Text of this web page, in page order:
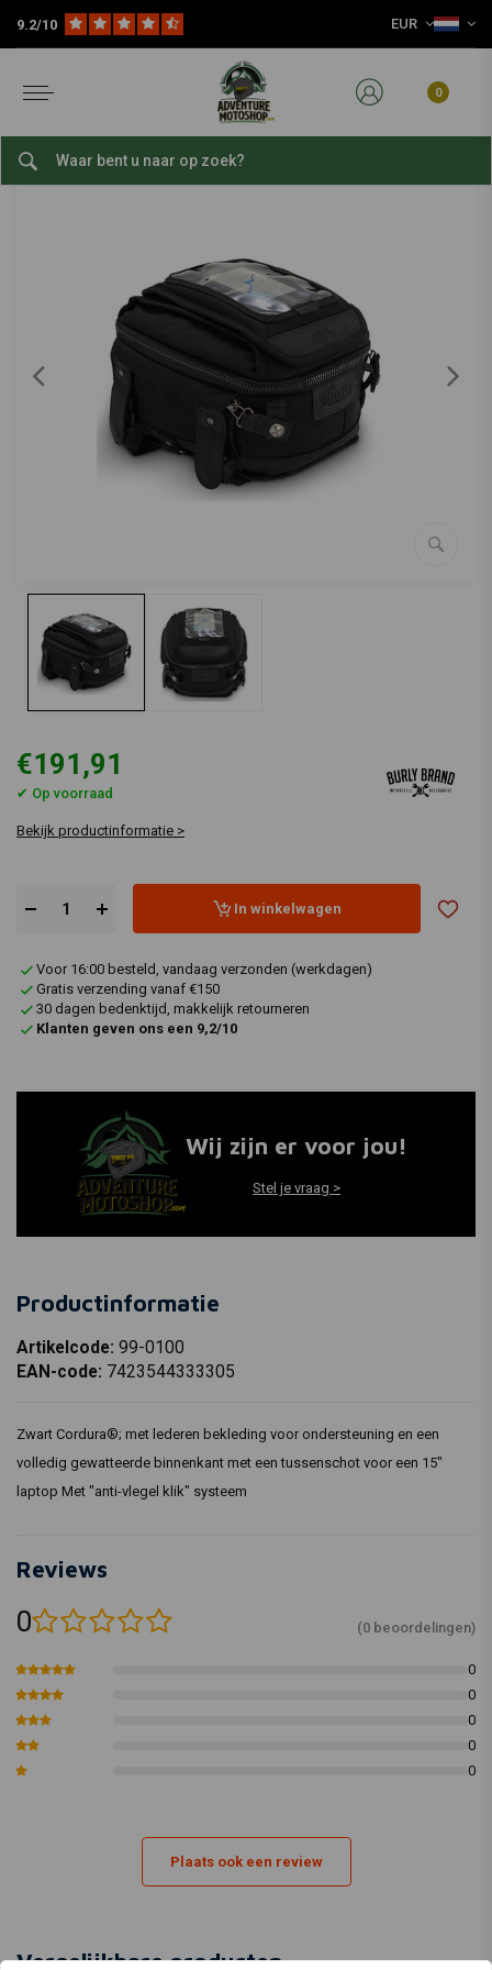
9.2/10 EUR
0
Reis Accessoires Rugzak Cordura-Zwart
Rugzak Cordura-Zwart
€191,91
✔ Op voorraad
Bekijk productinformatie >
In winkelwagen
Voor 16:00 besteld, vandaag verzonden (werkdagen)
Gratis verzending vanaf €150
30 dagen bedenktijd, makkelijk retourneren
Klanten geven ons een 9,2/10
Wij zijn er voor jou!
Stel je vraag >
Productinformatie
Artikelcode: 99-0100
EAN-code: 7423544333305
Zwart Cordura®; met lederen bekleding voor ondersteuning en een
volledig gewatteerde binnenkant met een tussenschot voor een 15"
laptop Met "anti-vlegel klik" systeem
Reviews
0 (0 beoordelingen)
0
0
0
0
0
Plaats ook een review
Vergelijkbare producten